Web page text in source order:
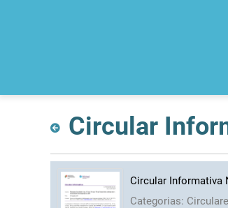
Circular
Circular Informativa
Categorias: